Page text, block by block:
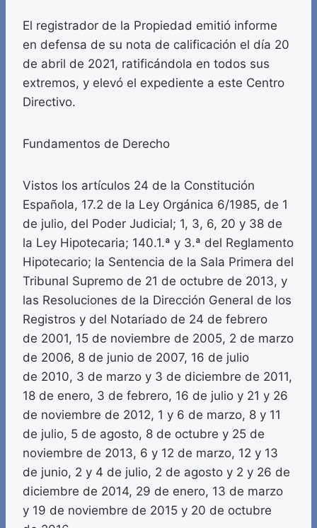
El registrador de la Propiedad emitió informe
en defensa de su nota de calificación el día 20
de abril de 2021, ratificándola en todos sus
extremos, y elevó el expediente a este Centro
Directivo.
Fundamentos de Derecho
Vistos los artículos 24 de la Constitución
Española, 17.2 de la Ley Orgánica 6/1985, de 1
de julio, del Poder Judicial; 1, 3, 6, 20 y 38 de
la Ley Hipotecaria; 140.1.ª y 3.ª del Reglamento
Hipotecario; la Sentencia de la Sala Primera del
Tribunal Supremo de 21 de octubre de 2013, y
las Resoluciones de la Dirección General de los
Registros y del Notariado de 24 de febrero
de 2001, 15 de noviembre de 2005, 2 de marzo
de 2006, 8 de junio de 2007, 16 de julio
de 2010, 3 de marzo y 3 de diciembre de 2011,
18 de enero, 3 de febrero, 16 de julio y 21 y 26
de noviembre de 2012, 1 y 6 de marzo, 8 y 11
de julio, 5 de agosto, 8 de octubre y 25 de
noviembre de 2013, 6 y 12 de marzo, 12 y 13
de junio, 2 y 4 de julio, 2 de agosto y 2 y 26 de
diciembre de 2014, 29 de enero, 13 de marzo
y 19 de noviembre de 2015 y 20 de octubre